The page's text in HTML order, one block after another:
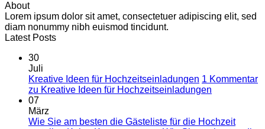
About
Lorem ipsum dolor sit amet, consectetuer adipiscing elit, sed
diam nonummy nibh euismod tincidunt.
Latest Posts
30
Juli
Kreative Ideen für Hochzeitseinladungen 1 Kommentar
zu Kreative Ideen für Hochzeitseinladungen
07
März
Wie Sie am besten die Gästeliste für die Hochzeit